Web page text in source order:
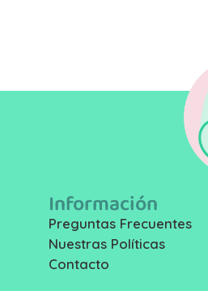
Información
Preguntas Frecuentes
Nuestras Políticas
Contacto